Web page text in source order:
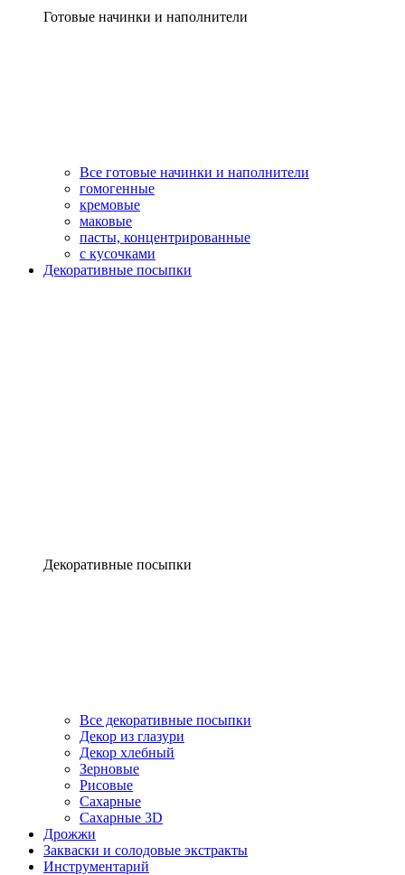
Готовые начинки и наполнители
Все готовые начинки и наполнители
гомогенные
кремовые
маковые
пасты, концентрированные
с кусочками
Декоративные посыпки
Декоративные посыпки
Все декоративные посыпки
Декор из глазури
Декор хлебный
Зерновые
Рисовые
Сахарные
Сахарные 3D
Дрожжи
Закваски и солодовые экстракты
Инструментарий